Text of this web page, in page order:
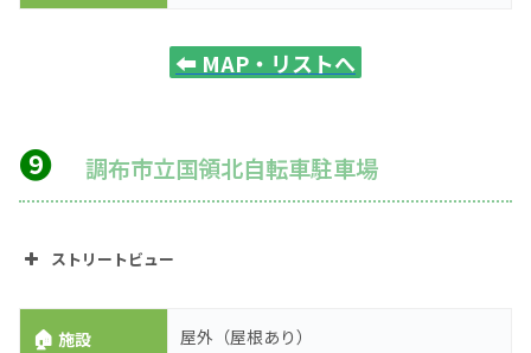
⬅️ MAP・リストへ
❾ 調布市立国領北自転車駐車場
ストリートビュー
🏠施設 屋外（屋根あり）